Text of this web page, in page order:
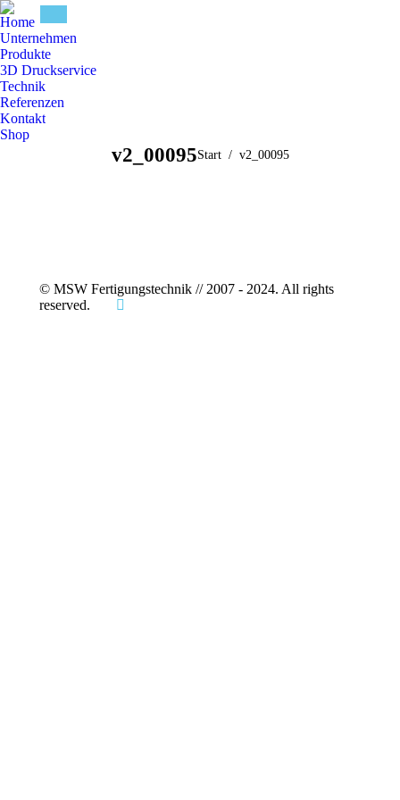
Home
Unternehmen
Produkte
3D Druckservice
Technik
Referenzen
Kontakt
Shop
v2_00095Sie befinden sich hier:
Start v2_00095
© MSW Fertigungstechnik // 2007 - 2024. All rights
reserved.